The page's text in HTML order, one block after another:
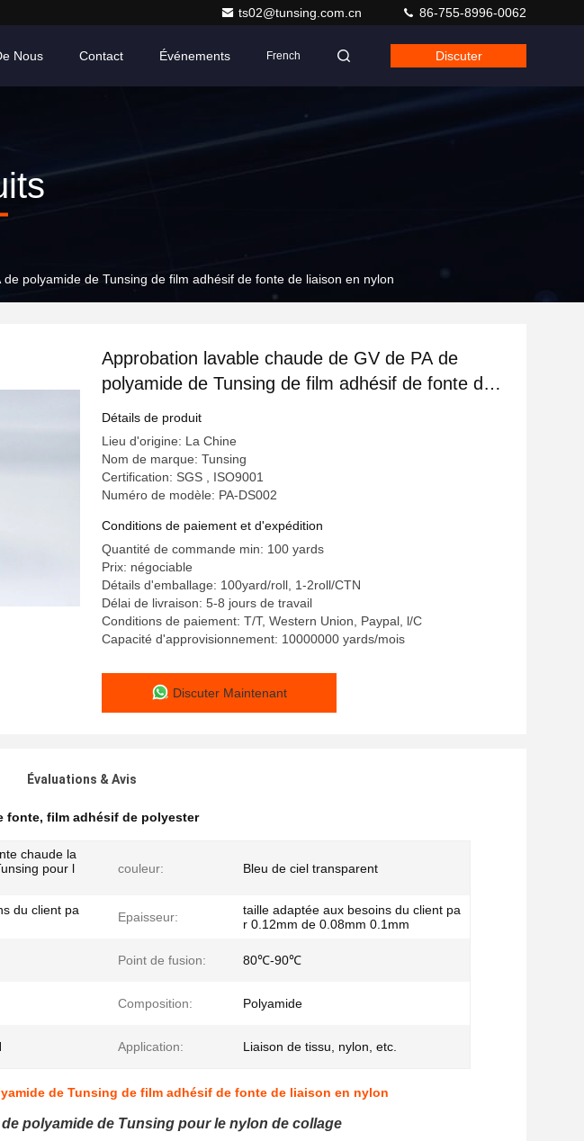
ts02@tunsing.com.cn 86-755-8996-0062
Nous Contact Événements French Discuter
polyamide de Tunsing de film adhésif de fonte de liaison en nylon
Approbation lavable chaude de GV de PA de
polyamide de Tunsing de film adhésif de fonte de
liaison en nylon
Détails de produit
Lieu d'origine: La Chine
Nom de marque: Tunsing
Certification: SGS , ISO9001
Numéro de modèle: PA-DS002
Conditions de paiement et d'expédition
Quantité de commande min: 100 yards
Prix: négociable
Détails d'emballage: 100yard/roll, 1-2roll/CTN
Délai de livraison: 5-8 jours de travail
Conditions de paiement: T/T, Western Union, Paypal, l/C
Capacité d'approvisionnement: 10000000 yards/mois
Discuter Maintenant
Évaluations & Avis
fonte, film adhésif de polyester
chaude la
pour l
couleur: Bleu de ciel transparent
du client pa
Epaisseur:
taille adaptée aux besoins du client pa
r 0.12mm de 0.08mm 0.1mm
Point de fusion: 80℃-90℃
Composition: Polyamide
Application: Liaison de tissu, nylon, etc.
de Tunsing de film adhésif de fonte de liaison en nylon
polyamide de Tunsing pour le nylon de collage